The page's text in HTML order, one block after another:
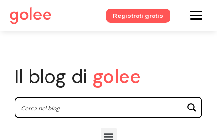
Registrati gratis
Il blog di golee